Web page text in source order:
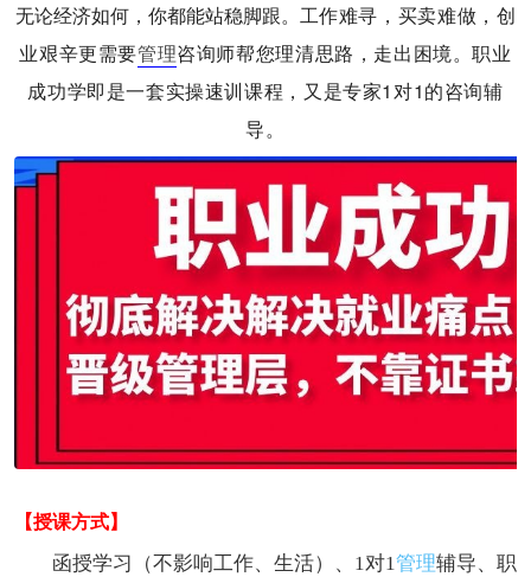
无论经济如何，你都能站稳脚跟。 工作难寻，买卖难做，创
业艰辛更需要管理咨询师帮您理清思路，走出困境。职业
成功学即是一套实操速训课程，又是专家1对1的咨询辅
导。
【授课方式】
函授学习（不影响工作、生活）、1对1管理辅导、职